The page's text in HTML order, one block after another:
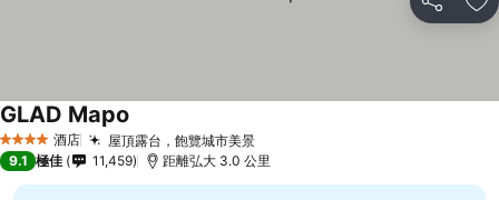
分享 放
4 星級 酒店 屋頂露台，飽覽城市美景
GLAD Mapo
9.1 極佳 11,459 距離弘大 3.0 公里